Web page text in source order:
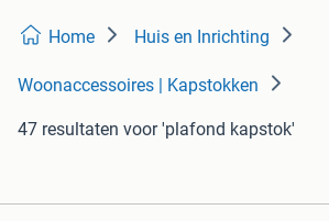
Home Huis en Inrichting
Woonaccessoires | Kapstokken
47 resultaten voor 'plafond kapstok'